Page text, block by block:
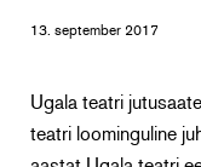
13. september 2017
Ugala teatri
teatri loominguline